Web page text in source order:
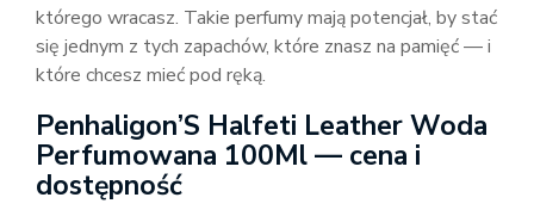
którego wracasz. Takie perfumy mają potencjał, by stać
się jednym z tych zapachów, które znasz na pamięć — i
które chcesz mieć pod ręką.
Penhaligon’S Halfeti Leather Woda
Perfumowana 100Ml — cena i
dostępność